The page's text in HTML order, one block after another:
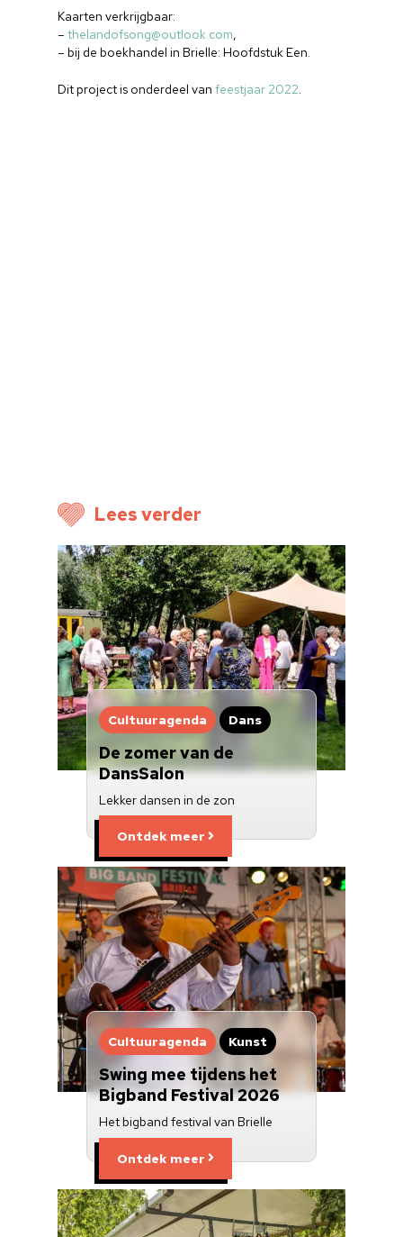
Kaarten verkrijgbaar:
–thelandofsong@outlook.com,
– bij de boekhandel in Brielle: Hoofdstuk Een.
Dit project is onderdeel vanfeestjaar 2022.
Lees verder
Cultuuragenda Dans
De zomer van de
DansSalon
Lekker dansen in de zon
Ontdek meer
Cultuuragenda Kunst
Swing mee tijdens het
Bigband Festival 2026
Het bigband festival van Brielle
Ontdek meer